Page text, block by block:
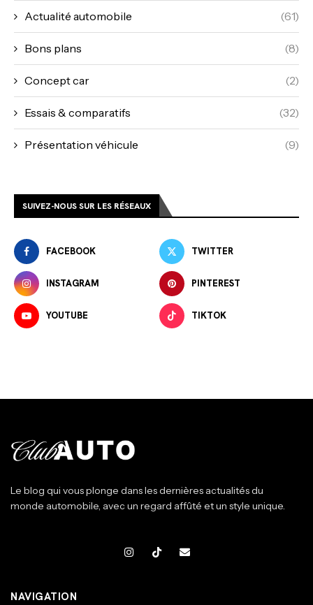
Actualité automobile (61)
Bons plans (8)
Concept car (2)
Essais & comparatifs (32)
Présentation véhicule (9)
SUIVEZ-NOUS SUR LES RÉSEAUX
FACEBOOK TWITTER
INSTAGRAM PINTEREST
YOUTUBE TIKTOK
Le blog qui vous plonge dans les dernières actualités du
monde automobile, avec un regard affûté et un style unique.
NAVIGATION